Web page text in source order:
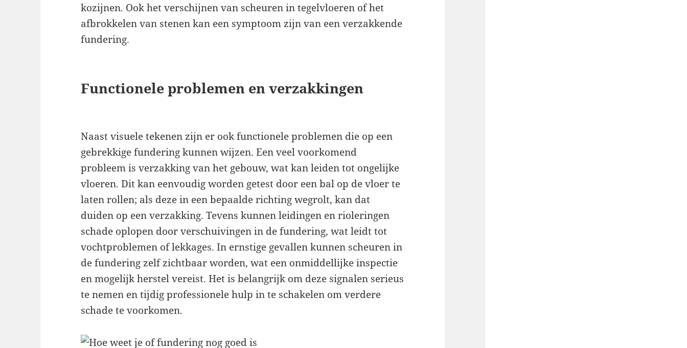
kozijnen. Ook het verschijnen van scheuren in tegelvloeren of het
afbrokkelen van stenen kan een symptoom zijn van een verzakkende
fundering.
Functionele problemen en verzakkingen
Naast visuele tekenen zijn er ook functionele problemen die op een
gebrekkige fundering kunnen wijzen. Een veel voorkomend
probleem is verzakking van het gebouw, wat kan leiden tot ongelijke
vloeren. Dit kan eenvoudig worden getest door een bal op de vloer te
laten rollen; als deze in een bepaalde richting wegrolt, kan dat
duiden op een verzakking. Tevens kunnen leidingen en rioleringen
schade oplopen door verschuivingen in de fundering, wat leidt tot
vochtproblemen of lekkages. In ernstige gevallen kunnen scheuren in
de fundering zelf zichtbaar worden, wat een onmiddellijke inspectie
en mogelijk herstel vereist. Het is belangrijk om deze signalen serieus
te nemen en tijdig professionele hulp in te schakelen om verdere
schade te voorkomen.